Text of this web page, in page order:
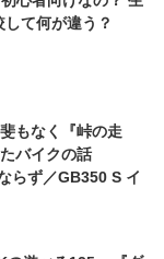
て何が違う？
もなく『峠の走
バイクの話
らず／GB350 S イ